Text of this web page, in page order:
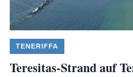
TENERIFFA
Teresitas-Strand auf